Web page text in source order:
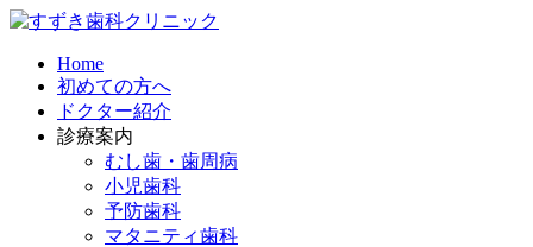
Home
初めての方へ
ドクター紹介
診療案内
むし歯・歯周病
小児歯科
予防歯科
マタニティ歯科​